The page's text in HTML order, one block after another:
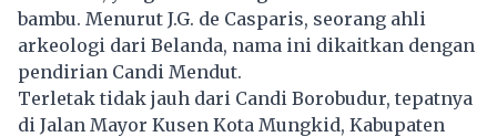
bambu. Menurut J.G. de Casparis, seorang ahli
arkeologi dari Belanda, nama ini dikaitkan dengan
pendirian Candi Mendut.
Terletak tidak jauh dari Candi Borobudur, tepatnya
di Jalan Mayor Kusen Kota Mungkid, Kabupaten